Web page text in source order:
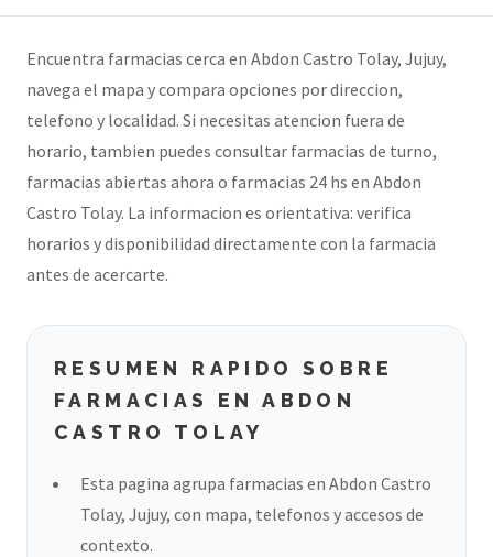
Encuentra farmacias cerca en Abdon Castro Tolay, Jujuy,
navega el mapa y compara opciones por direccion,
telefono y localidad. Si necesitas atencion fuera de
horario, tambien puedes consultar farmacias de turno,
farmacias abiertas ahora o farmacias 24 hs en Abdon
Castro Tolay. La informacion es orientativa: verifica
horarios y disponibilidad directamente con la farmacia
antes de acercarte.
RESUMEN RAPIDO SOBRE
FARMACIAS EN ABDON
CASTRO TOLAY
Esta pagina agrupa farmacias en Abdon Castro
Tolay, Jujuy, con mapa, telefonos y accesos de
contexto.